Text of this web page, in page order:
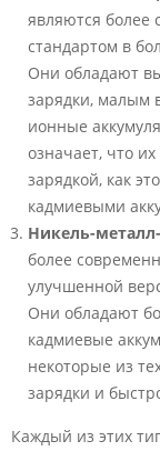
являются более
стандартом в
Они обладают
зарядки, малым
ионные
означает, что
зарядкой, как
кадмиевыми
Никель-
более
улучшенной
Они обладают
кадмиевые
некоторые из
зарядки и
Каждый из этих